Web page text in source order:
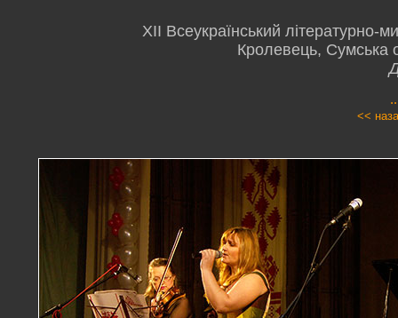
XII Всеукраїнський літературно-
Кролевець, Сумська
<<